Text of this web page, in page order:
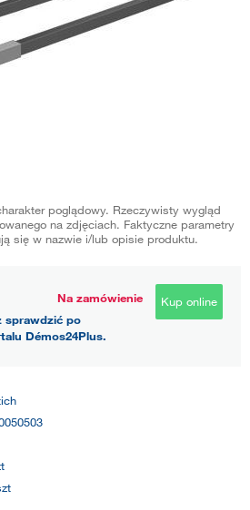
poglądowy. Rzeczywisty wygląd
na zdjęciach. Faktyczne parametry
się w nazwie i/lub opisie produktu.
Na zamówienie
sprawdzić po
Démos24Plus.
Kup online